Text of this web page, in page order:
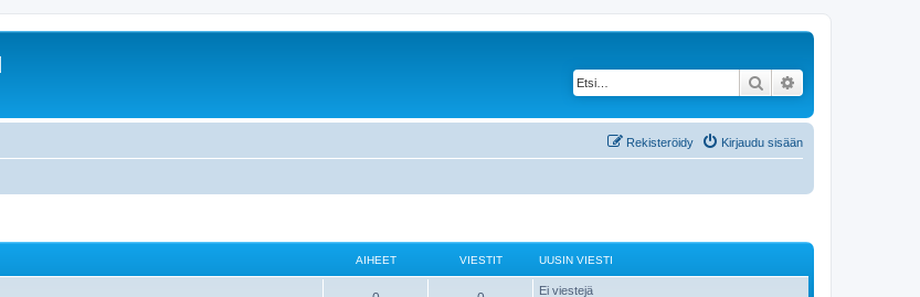
Etsi
Kirjaudu sisään
Rekisteröidy
AIHEET VIESTIT UUSIN VIESTI
Ei viestejä